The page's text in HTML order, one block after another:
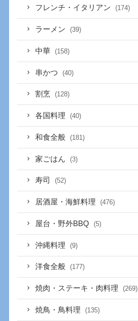
フレンチ・イタリアン (174)
ラーメン (39)
中華 (158)
串かつ (40)
割烹 (128)
各国料理 (40)
和食全般 (181)
家ごはん (3)
寿司 (52)
居酒屋・海鮮料理 (476)
屋台・野外BBQ (5)
沖縄料理 (9)
洋食全般 (177)
焼肉・ステーキ・肉料理 (269)
焼鳥・鳥料理 (135)